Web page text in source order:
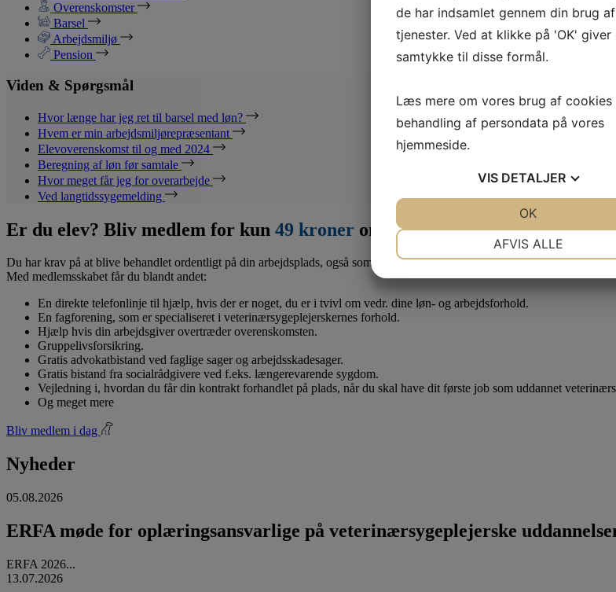
Overenskomster
Barsel
Arbejdsmiljø
Pension
Viden & Spørgsmål
Hvor længe har jeg ret til barsel med løn?
Hvem er min arbejdsmiljørepræsentant
Elevoverenskomst til og med 2024
Beregning af løn før samtale
Hvor meget får jeg for overarbejde
Ved langtidssygemelding
Er du elev? Bliv medlem for kun 49 kroner om måneden
Du har krav på at blive behandlet ordentligt på din arbejdsplads, også som lærling eller elev. Derfor er det en god idé at
Med medlemsskabet får du blandt andet:
En direkte telefonlinje til hjælp, hvis der er noget, du er i tvivl om vedr. dine løn- og arbejdsforhold.
En fagforening, som er specialiseret i veterinærsygeplejerskernes forhold.
Hjælp hvis din arbejdsgiver overtræder overenskomsten.
Gruppelivsforsikring.
Gratis advokatbistand ved faglige sager og arbejdsskadesager.
Gratis bistand fra socialrådgivere ved f.eks. længerevarende sygdom.
Vejledning i, hvordan du får din kontrakt forhandlet på plads, når du skal have dit første job som uddannet
Og meget mere
Bliv medlem i dag
Nyheder
05.08.2026
ERFA møde for oplæringsansvarlige på veterinærsygeplejerske
ERFA 2026...
13.07.2026
de har indsamlet gennem din brug
tjenester. Ved at klikke på 'OK' giver
samtykke til disse formål.
Læs mere om vores brug af cookies
behandling af persondata på vores
hjemmeside.
VIS DETALJER
AFVIS ALLE
OK